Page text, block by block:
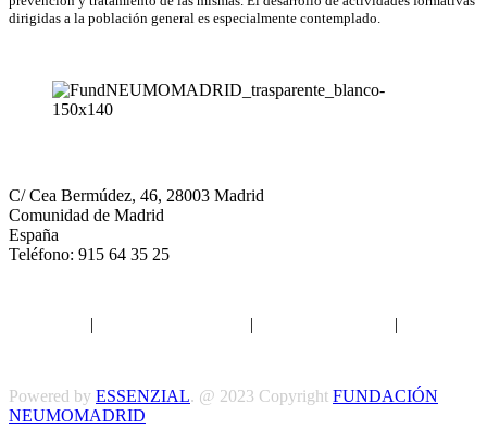
dirigidas a la población general es especialmente contemplado.
C/ Cea Bermúdez, 46, 28003 Madrid
Comunidad de Madrid
España
Teléfono: 915 64 35 25
| | |
Powered by ESSENZIAL. @ 2023 Copyright FUNDACIÓN
NEUMOMADRID